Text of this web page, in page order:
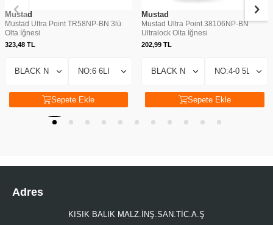
Mustad
Mustad Ultra Point TR58NP-BN 3lü
Olta İğnesi
323,48 TL
Sepete Ekle
Mustad
Mustad Ultra Point 38106NP-BN
Ultralock Olta İğnesi
202,99TL
Sepete Ekle
Adres
KISIK BALIK MALZ.İNŞ.SAN.TİC.A.Ş